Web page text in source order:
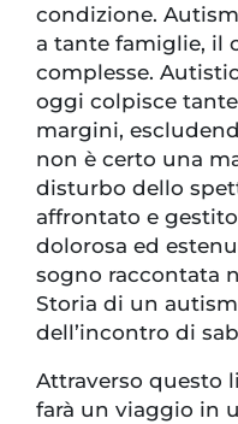
condizione.
a tante famiglie, il
complesse.
oggi colpisce
margini,
non è certo una
disturbo dello
affrontato e
dolorosa ed
sogno raccontata
Storia di un
dell’incontro di
Attraverso questo
farà un viaggio in